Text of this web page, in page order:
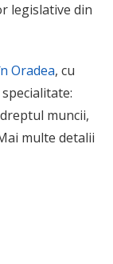
legislative din
Oradea, cu
muncii,
multe detalii